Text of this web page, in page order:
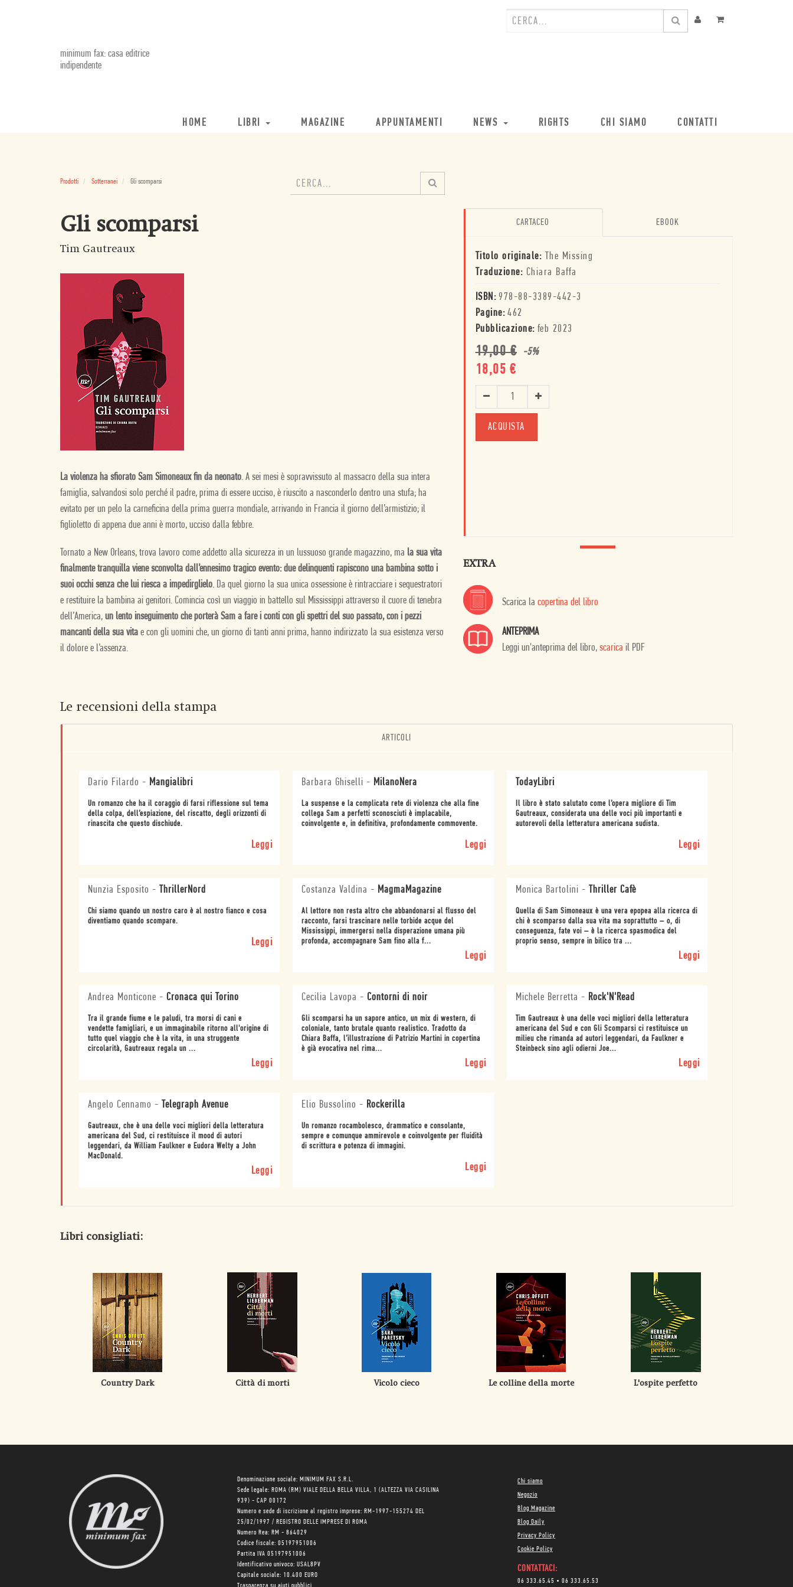
minimum fax: casa editrice
indipendente
HOME LIBRI MAGAZINE APPUNTAMENTI NEWS RIGHTS CHI SIAMO CONTATTI
Prodotti Sotterranei Gli scomparsi
Gli scomparsi
Tim Gautreaux
La violenza ha sfiorato Sam Simoneaux fin da neonato. A sei mesi è sopravvissuto al massacro della sua intera
famiglia, salvandosi solo perché il padre, prima di essere ucciso, è riuscito a nasconderlo dentro una stufa; ha
evitato per un pelo la carneficina della prima guerra mondiale, arrivando in Francia il giorno dell’armistizio; il
figlioletto di appena due anni è morto, ucciso dalla febbre.
Tornato a New Orleans, trova lavoro come addetto alla sicurezza in un lussuoso grande magazzino, ma la sua vita
finalmente tranquilla viene sconvolta dall’ennesimo tragico evento: due delinquenti rapiscono una bambina sotto i
suoi occhi senza che lui riesca a impedirglielo. Da quel giorno la sua unica ossessione è rintracciare i sequestratori
e restituire la bambina ai genitori. Comincia così un viaggio in battello sul Mississippi attraverso il cuore di tenebra
dell’America, un lento inseguimento che porterà Sam a fare i conti con gli spettri del suo passato, con i pezzi
mancanti della sua vita e con gli uomini che, un giorno di tanti anni prima, hanno indirizzato la sua esistenza verso
il dolore e l’assenza.
CARTACEO EBOOK
Titolo originale: The Missing
Traduzione: Chiara Baffa
ISBN: 978-88-3389-442-3
Pagine: 462
Pubblicazione: feb 2023
19,00€ -5%
18,05 €
ACQUISTA
EXTRA
Scarica la copertina del libro
ANTEPRIMA
Leggi un'anteprima del libro, scarica il PDF
Le recensioni della stampa
ARTICOLI
Dario Filardo - Mangialibri
Un romanzo che ha il coraggio di farsi riflessione sul tema
della colpa, dell’espiazione, del riscatto, degli orizzonti di
rinascita che questo dischiude.
Leggi
Barbara Ghiselli - MilanoNera
La suspense e la complicata rete di violenza che alla fine
collega Sam a perfetti sconosciuti è implacabile,
coinvolgente e, in definitiva, profondamente commovente.
Leggi
TodayLibri
Il libro è stato salutato come l’opera migliore di Tim
Gautreaux, considerata una delle voci più importanti e
autorevoli della letteratura americana sudista.
Leggi
Nunzia Esposito - ThrillerNord
Chi siamo quando un nostro caro è al nostro fianco e cosa
diventiamo quando scompare.
Leggi
Costanza Valdina - MagmaMagazine
Al lettore non resta altro che abbandonarsi al flusso del
racconto, farsi trascinare nelle torbide acque del
Mississippi, immergersi nella disperazione umana più
profonda, accompagnare Sam fino alla f...
Leggi
Monica Bartolini - Thriller Cafè
Quella di Sam Simoneaux è una vera epopea alla ricerca di
chi è scomparso dalla sua vita ma soprattutto – o, di
conseguenza, fate voi – è la ricerca spasmodica del
proprio senso, sempre in bilico tra ...
Leggi
Andrea Monticone - Cronaca qui Torino
Tra il grande fiume e le paludi, tra morsi di cani e
vendette famigliari, e un immaginabile ritorno all'origine di
tutto quel viaggio che è la vita, in una struggente
circolarità, Gautreaux regala un ...
Leggi
Cecilia Lavopa -Contorni di noir
Gli scomparsi ha un sapore antico, un mix di western, di
coloniale, tanto brutale quanto realistico. Tradotto da
Chiara Baffa, l’illustrazione di Patrizio Martini in copertina
è già evocativa nel rima...
Leggi
Michele Berretta - Rock'N'Read
Tim Gautreaux è una delle voci migliori della letteratura
americana del Sud e con Gli Scomparsi ci restituisce un
milieu che rimanda ad autori leggendari, da Faulkner e
Steinbeck sino agli odierni Joe...
Leggi
Angelo Cennamo - Telegraph Avenue
Gautreaux, che è una delle voci migliori della letteratura
americana del Sud, ci restituisce il mood di autori
leggendari, da William Faulkner e Eudora Welty a John
MacDonald.
Leggi
Elio Bussolino - Rockerilla
Un romanzo rocambolesco, drammatico e consolante,
sempre e comunque ammirevole e coinvolgente per fluidità
di scrittura e potenza di immagini.
Leggi
Libri consigliati:
Country Dark Città di morti Vicolo cieco Le colline della morte L'ospite perfetto
Denominazione sociale: MINIMUM FAX S.R.L.
Sede legale: ROMA (RM) VIALE DELLA BELLA VILLA, 1 (ALTEZZA VIA CASILINA
939) - CAP 00172
Numero e sede di iscrizione al registro imprese: RM-1997-155274 DEL
25/02/1997 / REGISTRO DELLE IMPRESE DI ROMA
Numero Rea: RM - 864029
Codice fiscale: 05197951006
Partita IVA 05197951006
Identificativo univoco: USAL8PV
Capitale sociale: 10.400 EURO
Chi siamo
Negozio
Blog Magazine
Blog Daily
Privacy Policy
Cookie Policy
CONTATTACI:
06 333.65.45 • 06 333.65.53